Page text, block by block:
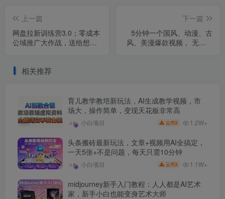
上一篇
网盘拉新训练营3.0；零成本
公域推广大作战，送给想要
下一篇
5分钟一个国风、动漫、古
风、美漫爆款视频， 无脑AI
相关推荐
育儿教学教培新玩法，AI生成教学视频，市
场大，操作简单，变现天花板非常高
小白项目 云币3 1.2W+
头条搬砖最新玩法，文章+视频用AI全搞定，
一天5张+不是问题，每天只需10分钟
小白项目 云币3 1.1W+
midjourney新手入门教程：人人都是AI艺术
家，新手小白也能变身艺术大师